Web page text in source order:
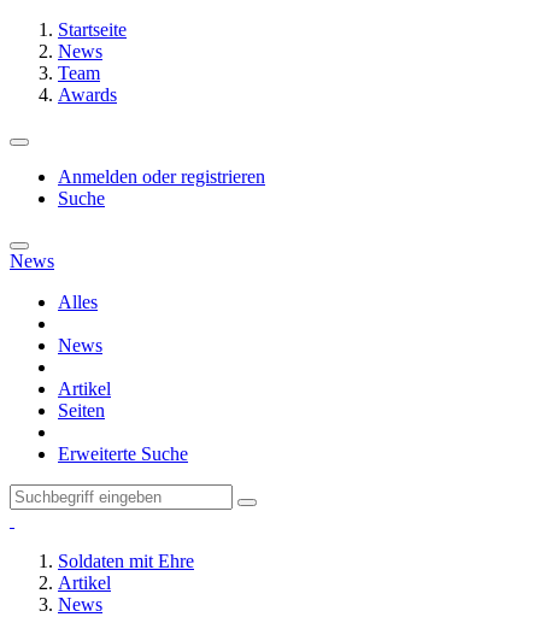
Startseite
News
Team
Awards
Anmelden oder registrieren
Suche
News
Alles
News
Artikel
Seiten
Erweiterte Suche
Soldaten mit Ehre
Artikel
News